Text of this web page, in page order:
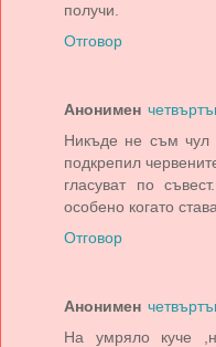
получи.
Отговор
Анонимен
Никъде не съм чул
подкрепил
гласуват по
особено когато
Отговор
Анонимен
На умряло куче